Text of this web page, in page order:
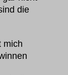
die
mich